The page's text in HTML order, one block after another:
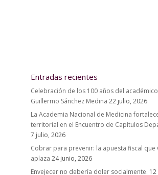
Entradas recientes
Celebración de los 100 años del
Guillermo Sánchez Medina 22 julio, 2026
La Academia Nacional de Medicina
territorial en el Encuentro de Capítulos
7 julio, 2026
Cobrar para prevenir: la apuesta fiscal que
aplaza 24 junio, 2026
Envejecer no debería doler socialmente.